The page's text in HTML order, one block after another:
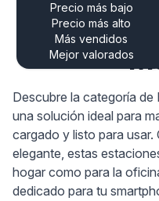
Precio más bajo
Precio más alto
Más vendidos
Mejor valorados
Descubre la categoría
una solución ideal para
cargado y listo para
elegante, estas
hogar como para la
dedicado para tu